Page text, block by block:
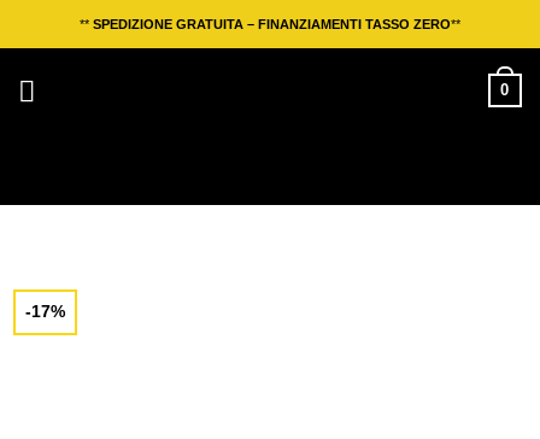
ai
** SPEDIZIONE GRATUITA – FINANZIAMENTI TASSO ZERO**
0
-17%